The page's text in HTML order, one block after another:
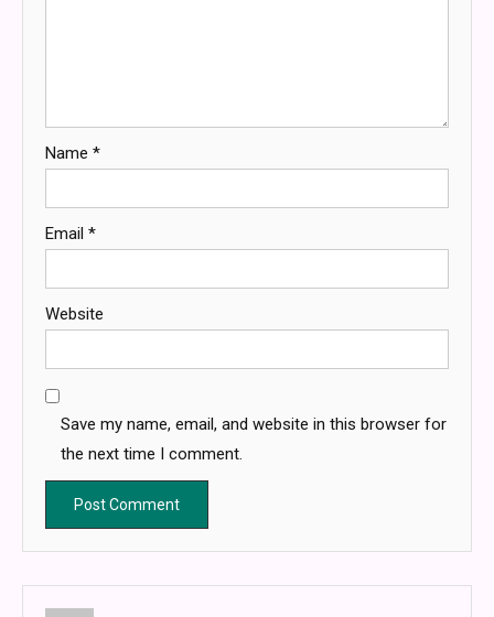
Name *
Email *
Website
Save my name, email, and website in this browser for
the next time I comment.